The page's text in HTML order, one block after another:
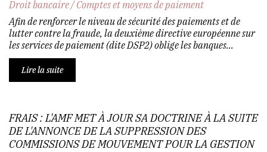
Droit bancaire/Comptes et moyens de paiement
Afin de renforcer le niveau de sécurité des paiements et de
lutter contre la fraude, la deuxième directive européenne sur
les services de paiement (dite DSP2) oblige les banques...
Lire la suite
FRAIS : L'AMF MET À JOUR SA DOCTRINE À LA SUITE
DE L'ANNONCE DE LA SUPPRESSION DES
COMMISSIONS DE MOUVEMENT POUR LA GESTION